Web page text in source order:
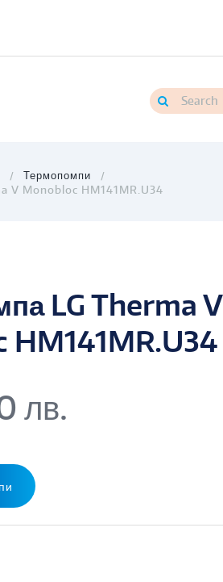
Термопомпи
V Monobloc HM141MR.U34
LG Therma V
HM141MR.U34
лв.